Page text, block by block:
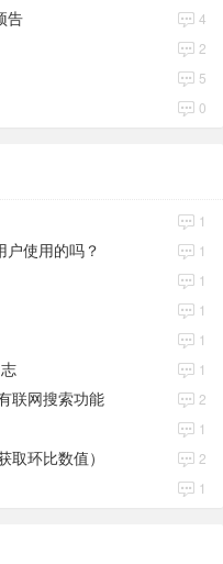
告 4
2
5
0
1
户使用的吗？ 1
1
1
1
1
联网搜索功能 2
1
环比数值） 2
1